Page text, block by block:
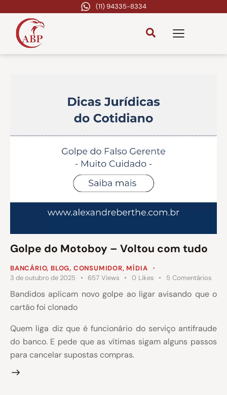
(11) 94335-8334
Golpe do Motoboy – Voltou com tudo
BANCÁRIO, BLOG, CONSUMIDOR, MÍDIA
3 de outubro de 2025
657 Views 0 Likes 5 Comentários
Bandidos aplicam novo golpe ao ligar avisando que o
cartão foi clonado
Quem liga diz que é funcionário do serviço antifraude
do banco. E pede que as vítimas sigam alguns passos
para cancelar supostas compras.